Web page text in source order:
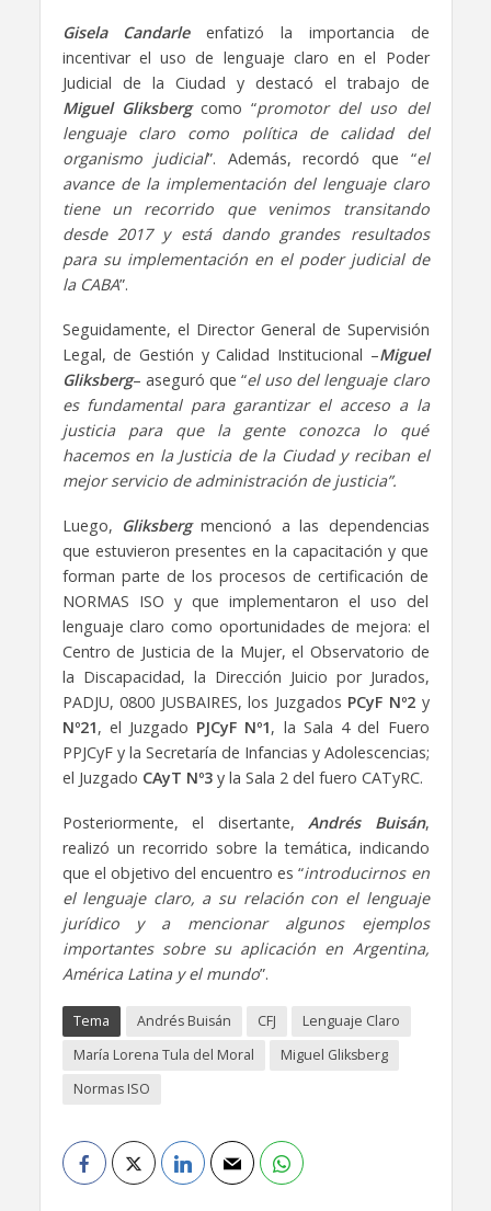
Gisela Candarleenfatizó la importancia de
incentivar el uso de lenguaje claro en el Poder
Judicial de la Ciudad y destacó el trabajo de
Miguel Gliksberg como “promotor del uso del
lenguaje claro como política de calidad del
organismo judicial”. Además, recordó que “el
avance de la implementación del lenguaje claro
tiene un recorrido que venimos transitando
desde 2017 y está dando grandes resultados
para su implementación en el poder judicial de
la CABA”.
Seguidamente, el Director General de Supervisión
Legal, de Gestión y Calidad Institucional –Miguel
Gliksberg– aseguró que “el uso del lenguaje claro
es fundamental para garantizar el acceso a la
justicia para que la gente conozca lo qué
hacemos en la Justicia de la Ciudad y reciban el
mejor servicio de administración de justicia”.
Luego, Gliksberg mencionó a las dependencias
que estuvieron presentes en la capacitación y que
forman parte de los procesos de certificación de
NORMAS ISO y que implementaron el uso del
lenguaje claro como oportunidades de mejora: el
Centro de Justicia de la Mujer, el Observatorio de
la Discapacidad, la Dirección Juicio por Jurados,
PADJU, 0800 JUSBAIRES, los Juzgados PCyF Nº2y
Nº21, el Juzgado PJCyF Nº1, la Sala 4 del Fuero
PPJCyF y la Secretaría de Infancias y Adolescencias;
el Juzgado CAyT Nº3y la Sala 2 del fuero CATyRC.
Posteriormente, el disertante, Andrés Buisán,
realizó un recorrido sobre la temática, indicando
que el objetivo del encuentro es “introducirnos en
el lenguaje claro, a su relación con el lenguaje
jurídico y a mencionar algunos ejemplos
importantes sobre su aplicación en Argentina,
América Latina y el mundo”.
Tema Andrés Buisán CFJ
Lenguaje Claro
María Lorena Tula del Moral
Miguel Gliksberg
Normas ISO